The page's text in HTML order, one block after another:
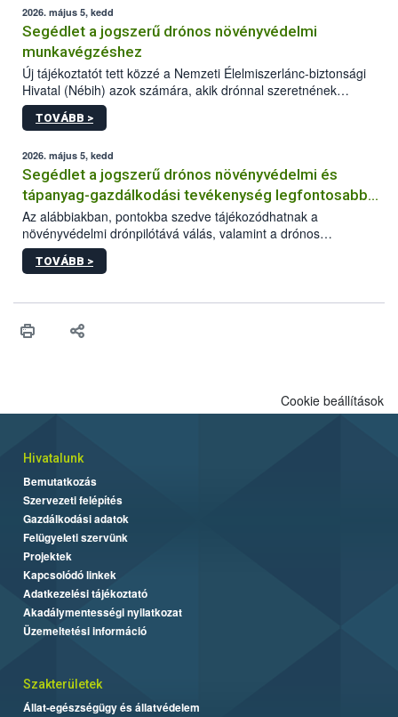
2026. május 5, kedd
Segédlet a jogszerű drónos növényvédelmi
munkavégzéshez
Új tájékoztatót tett közzé a Nemzeti Élelmiszerlánc-biztonsági
Hivatal (Nébih) azok számára, akik drónnal szeretnének
növényvédelmi vagy tápanyag-gazdálkodási tevékenységet
végezni Magyarországon. Az összefoglaló részletesen
műszaki és hatósági feltételek.
TOVÁBB >
2026. május 5, kedd
Segédlet a jogszerű drónos növényvédelmi és
tápanyag-gazdálkodási tevékenység legfontosabb
feltételeiről
Az alábbiakban, pontokba szedve tájékozódhatnak a
növényvédelmi drónpilótává válás, valamint a drónos
növényvédelmi és tápanyag-gazdálkodási tevékenység
végzésének legfontosabb feltételeiről*.
TOVÁBB >
Cookie beállítások
Hivatalunk
Bemutatkozás
Szervezeti felépítés
Gazdálkodási adatok
Felügyeleti szervünk
Projektek
Kapcsolódó linkek
Adatkezelési tájékoztató
Akadálymentességi nyilatkozat
Üzemeltetési információ
Szakterületek
Állat-egészségügy és állatvédelem